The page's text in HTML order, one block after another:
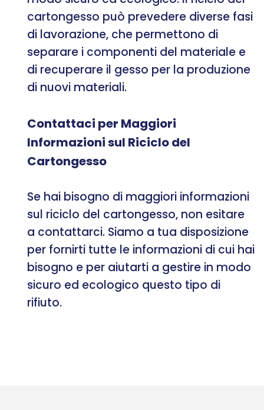
cartongesso può prevedere diverse fasi
di lavorazione, che permettono di
separare i componenti del materiale e
di recuperare il gesso per la produzione
di nuovi materiali.
Contattaci per Maggiori
Informazioni sul Riciclo del
Cartongesso
Se hai bisogno di maggiori informazioni
sul riciclo del cartongesso, non esitare
a contattarci. Siamo a tua disposizione
per fornirti tutte le informazioni di cui hai
bisogno e per aiutarti a gestire in modo
sicuro ed ecologico questo tipo di
rifiuto.